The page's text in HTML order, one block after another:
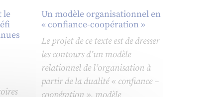
le
Un modèle organisationnel en
« confiance-coopération »
Le projet de ce texte est de dresser
les contours d’un modèle
relationnel de l’organisation à
partir de la dualité « confiance –